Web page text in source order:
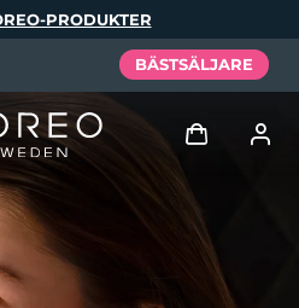
PRODUKTER
BÄSTSÄLJARE
Logga in
Användarprofil